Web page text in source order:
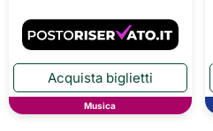
Musica